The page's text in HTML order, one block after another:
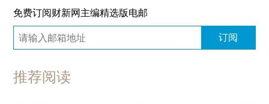
免费订阅财新网主编精选版电邮
订阅
推荐阅读